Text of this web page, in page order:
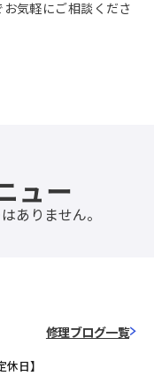
気軽にご相談くださ
ュー
ありません。
修理ブログ一覧
休日】